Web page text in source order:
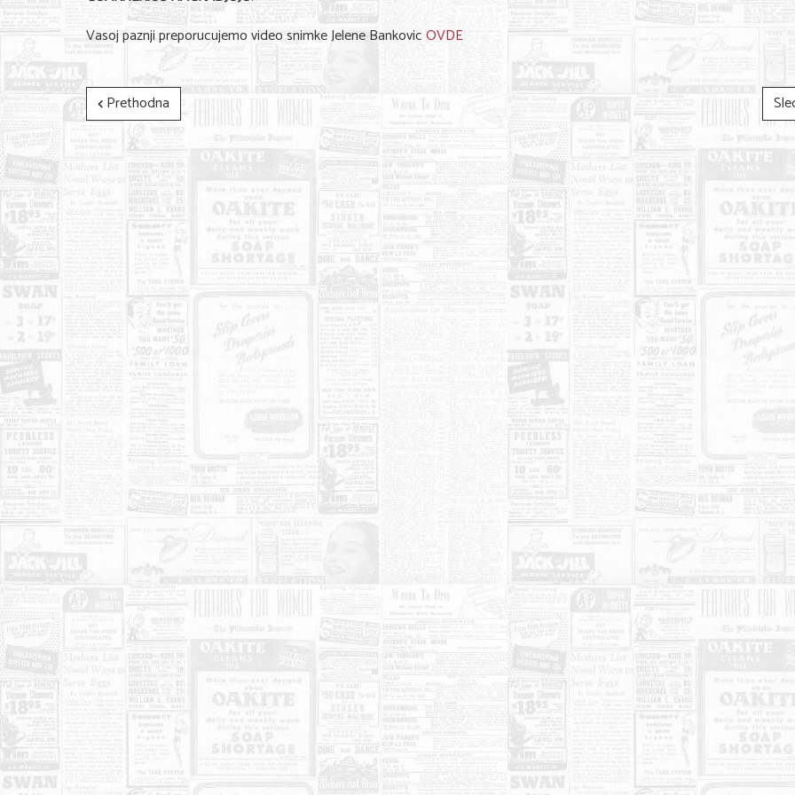
Vasoj paznji preporucujemo video snimke Jelene BankovicOVDE
Prethodna